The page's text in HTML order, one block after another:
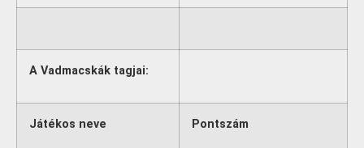
A Vadmacskák tagjai:
Játékos neve Pontszám